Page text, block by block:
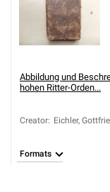
Abbildung und
hohen Ritter-Orden...
Creator: Eichler,
Formats